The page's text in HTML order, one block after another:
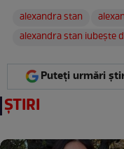
alexandra stan
alexandra stan iubește
Puteți urmări
ȘTIRI